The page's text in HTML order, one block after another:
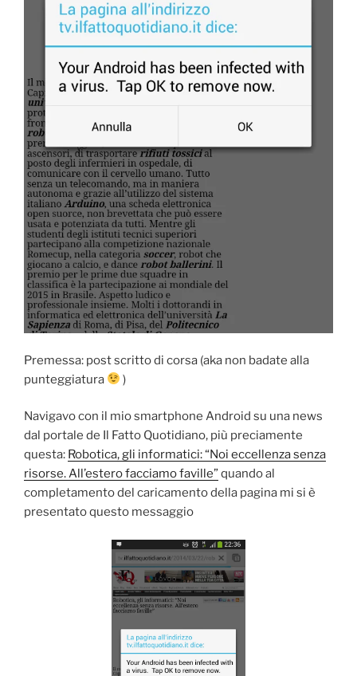
Premessa: post scritto di corsa (aka non badate alla
punteggiatura
)
Navigavo con il mio smartphone Android su una news
dal portale de Il Fatto Quotidiano, più preciamente
questa: Robotica, gli informatici: “Noi eccellenza senza
risorse. All’estero facciamo faville”quando al
completamento del caricamento della pagina mi si è
presentato questo messaggio